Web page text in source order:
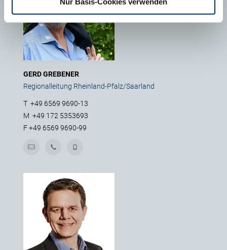
GERD GREBENER
Regionalleitung Rheinland-Pfalz/Saarland
T +49 6569 9690-13
M +49 172 5353693
F+49 6569 9690-99